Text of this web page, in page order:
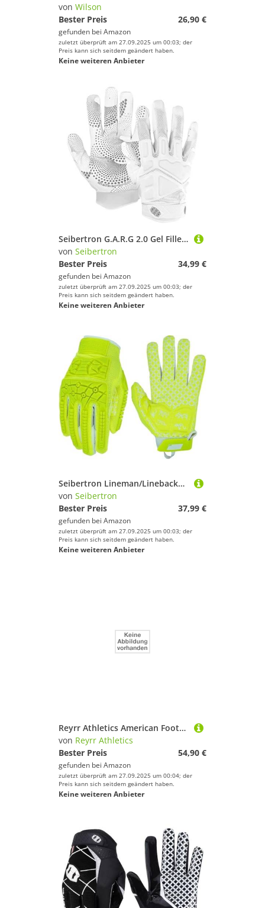
von Wilson
Bester Preis
26,90 €
gefunden bei Amazon
zuletzt überprüft am 27.09.2025 um 00:03; der
Preis kann sich seitdem geändert haben.
Keine weiteren Anbieter
Seibertron G.A.R.G 2.0 Gel Filled Patentiert Anti-Impact Ultra-Stick Football Sports Receiver/Empfänger Handschuhe Gloves Adult White XL
von Seibertron
Bester Preis
34,99 €
gefunden bei Amazon
zuletzt überprüft am 27.09.2025 um 00:03; der
Preis kann sich seitdem geändert haben.
Keine weiteren Anbieter
Seibertron Lineman/Linebacker Handschuhe 2.0 Padded Palm American Football Receiver Gloves, Flexibler TPR-Aufprallschutz Back of Hand Handschuhe Erwachsener Sizes Fluo Green S
von Seibertron
Bester Preis
37,99 €
gefunden bei Amazon
zuletzt überprüft am 27.09.2025 um 00:03; der
Preis kann sich seitdem geändert haben.
Keine weiteren Anbieter
Reyrr Athletics American Football Handschuhe/Gloves Zero Red
von Reyrr Athletics
Bester Preis
54,90 €
gefunden bei Amazon
zuletzt überprüft am 27.09.2025 um 00:04; der
Preis kann sich seitdem geändert haben.
Keine weiteren Anbieter